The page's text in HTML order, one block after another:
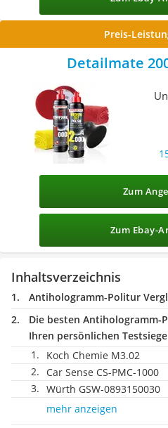
Preis-
Detailmate
Zum
Zum Ebay-
Inhaltsverzeichnis
Antihologramm-Politur
Die besten Antihologramm-
Ihren persönlichen
Koch Chemie M3.02
‎Car Sense CS-PMC-1000
Würth GSW-0893150030
mehr anzeigen